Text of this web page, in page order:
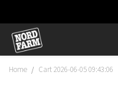
Hoppa
innehåll
Home / Cart 2026-06-05 09:43:06